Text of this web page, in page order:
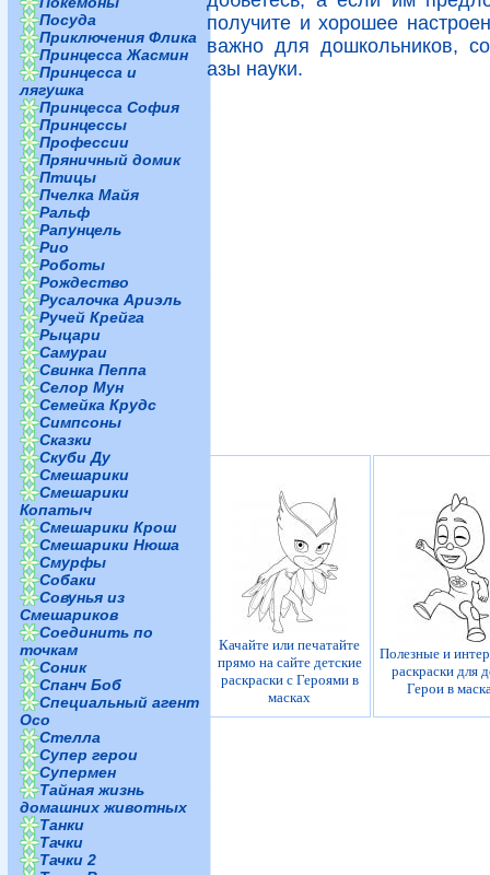
Посуда
Приключения Флика
Принцесса Жасмин
Принцесса и
лягушка
Принцесса София
Принцессы
Профессии
Пряничный домик
Птицы
Пчелка Майя
Ральф
Рапунцель
Рио
Роботы
Рождество
Русалочка Ариэль
Ручей Крейга
Рыцари
Самураи
Свинка Пеппа
Селор Мун
Семейка Крудс
Симпсоны
Сказки
Скуби Ду
Смешарики
Смешарики
Копатыч
Смешарики Крош
Смешарики Нюша
Смурфы
Собаки
Совунья из
Смешариков
Соединить по
точкам
Соник
Спанч Боб
Специальный агент
Осо
Стелла
Супер герои
Супермен
Тайная жизнь
домашних животных
Танки
Тачки
Тачки 2
получите и хорошее
важно для дошкольников,
азы науки.
Качайте или печатайте
прямо на сайте детские
раскраски с Героями в
масках
Полезные и
раскраски для
Герои в